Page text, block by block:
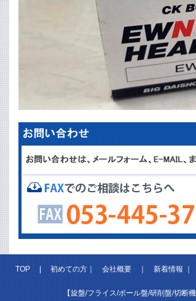
TOP|初めての方｜会社概要｜新着情報
【旋盤/フライス/ボール盤/研削盤/切断